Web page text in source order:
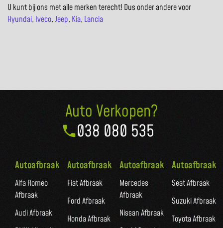
U kunt bij ons met alle merken terecht! Dus onder andere voor
Hyundai, Iveco,Jeep, Kia, Lancia
Auto Verkopen?
038 080 535
Autoafbraak
Alfa Romeo
Afbraak
Audi Afbraak
Autoafbraak
Fiat Afbraak
Ford Afbraak
Honda Afbraak
Autoafbraak
Mercedes
Afbraak
Nissan Afbraak
Autoafbraak
Seat Afbraak
Suzuki Afbraak
Toyota Afbraak